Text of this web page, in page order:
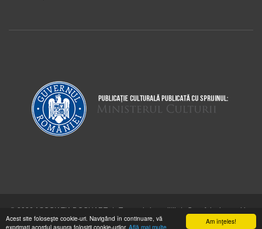
Am înţeles!
Acest site foloseşte cookie-uri. Navigând în continuare, vă
exprimaţi acordul asupra folosirii cookie-urilor. Află mai multe
© 2026 ASOCIAŢIA DOCUART | Termeni şi condiţii |
Cum folosim cookie-
urile